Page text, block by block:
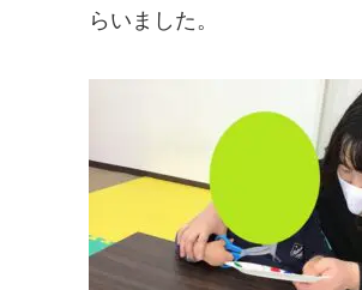
らいました。